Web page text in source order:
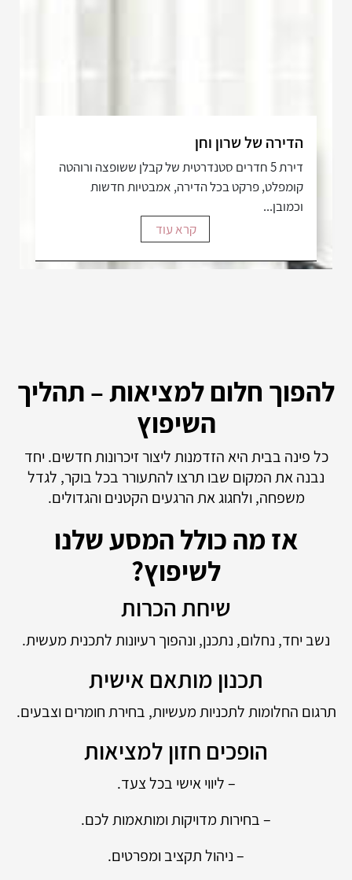
הדירה של שרון וחן
דירת 5 חדרים סטנדרטית של קבלן ששופצה ורוהטה
קומפלט, פרקט בכל הדירה, אמבטיות חדשות
וכמובן...
קרא עוד
להפוך חלום למציאות – תהליך
השיפוץ
כל פינה בבית היא הזדמנות ליצור זיכרונות חדשים. יחד
נבנה את המקום שבו תרצו להתעורר בכל בוקר, לגדל
משפחה, ולחגוג את הרגעים הקטנים והגדולים.
אז מה כולל המסע שלנו
לשיפוץ?
שיחת הכרות
נשב יחד, נחלום, נתכנן, ונהפוך רעיונות לתכנית מעשית.
תכנון מותאם אישית
תרגום החלומות לתכניות מעשיות, בחירת חומרים וצבעים.
הופכים חזון למציאות
– ליווי אישי בכל צעד.
– בחירות מדויקות ומותאמות לכם.
– ניהול תקציב ומפרטים.